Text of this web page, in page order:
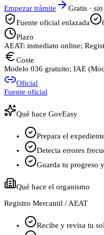
Empezar trámite
Gratis ·
Fuente oficial enlazada
Plazo
AEAT: inmediato online;
Coste
Modelo 036 gratuito; IAE
Oficial
Fuente oficial
Qué hace GovEasy
Prepara el
Detecta errores
Guarda tu progreso
Qué hace el organismo
Registro Mercantil / AEAT
Recibe y revisa tu